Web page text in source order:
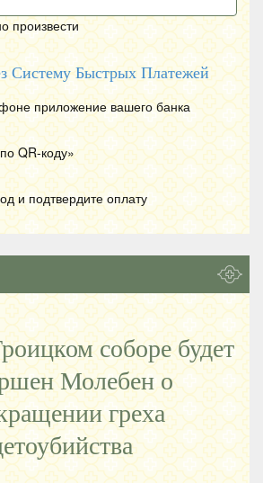
произвести
Систему Быстрых Платежей
приложение вашего банка
QR-коду»
и подтвердите оплату
соборе будет
Молебен о
греха